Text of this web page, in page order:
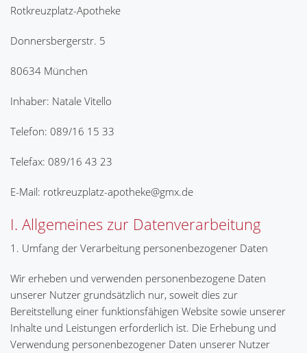
Rotkreuzplatz-Apotheke
Donnersbergerstr. 5
80634 München
Inhaber: Natale Vitello
Telefon: 089/16 15 33
Telefax: 089/16 43 23
E-Mail: rotkreuzplatz-apotheke@gmx.de
I. Allgemeines zur Datenverarbeitung
1. Umfang der Verarbeitung personenbezogener Daten
Wir erheben und verwenden personenbezogene Daten
unserer Nutzer grundsätzlich nur, soweit dies zur
Bereitstellung einer funktionsfähigen Website sowie unserer
Inhalte und Leistungen erforderlich ist. Die Erhebung und
Verwendung personenbezogener Daten unserer Nutzer